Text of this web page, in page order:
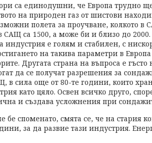
са единодушни, че Европа трудно
на природен газ от шистови
полета за проучване, колкото в
САЩ са 1500, а може би и близо до 2000.
индустрия е голям и стабилен, с
на такива параметри в
Другата страна на въпроса е гъсто
да се получат разрешения за
в сила още от 80-те години, които
като цяло. Освен всичко друго,
и създава усложнения при
бе споменато, смята се, че на стария
за да развие тази индустрия.